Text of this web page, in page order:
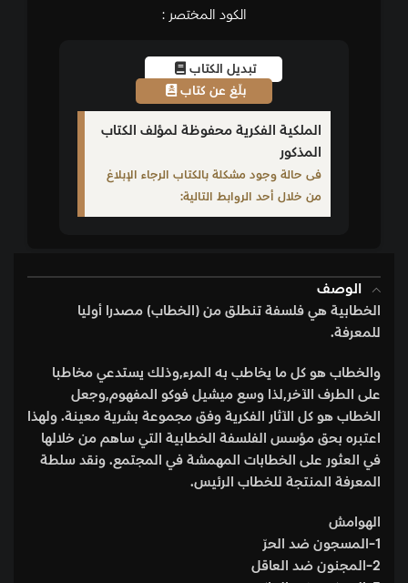
الكود المختصر :
تبديل الكتاب
بلّغ عن كتاب
الملكية الفكرية محفوظة لمؤلف الكتاب
المذكور
فى حالة وجود مشكلة بالكتاب الرجاء الإبلاغ
من خلال أحد الروابط التالية:
الوصف
الخطابية هي فلسفة تنطلق من (الخطاب) مصدرا أوليا
للمعرفة.
والخطاب هو كل ما يخاطب به المرء,وذلك يستدعي مخاطبا
على الطرف الآخر,لذا وسع ميشيل فوكو المفهوم,وجعل
الخطاب هو كل الآثار الفكرية وفق مجموعة بشرية معينة. ولهذا
اعتبره بحق مؤسس الفلسفة الخطابية التي ساهم من خلالها
في العثور على الخطابات المهمشة في المجتمع. ونقد سلطة
المعرفة المنتجة للخطاب الرئيس.
الهوامش
1-المسجون ضد الحرّ
2-المجنون ضد العاقل